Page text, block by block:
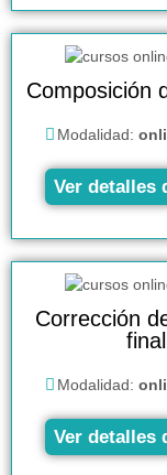
Composición
Modalidad:
Ver detalles
Corrección
Modalidad:
Ver detalles